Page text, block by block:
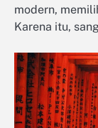
modern,
Karena itu,